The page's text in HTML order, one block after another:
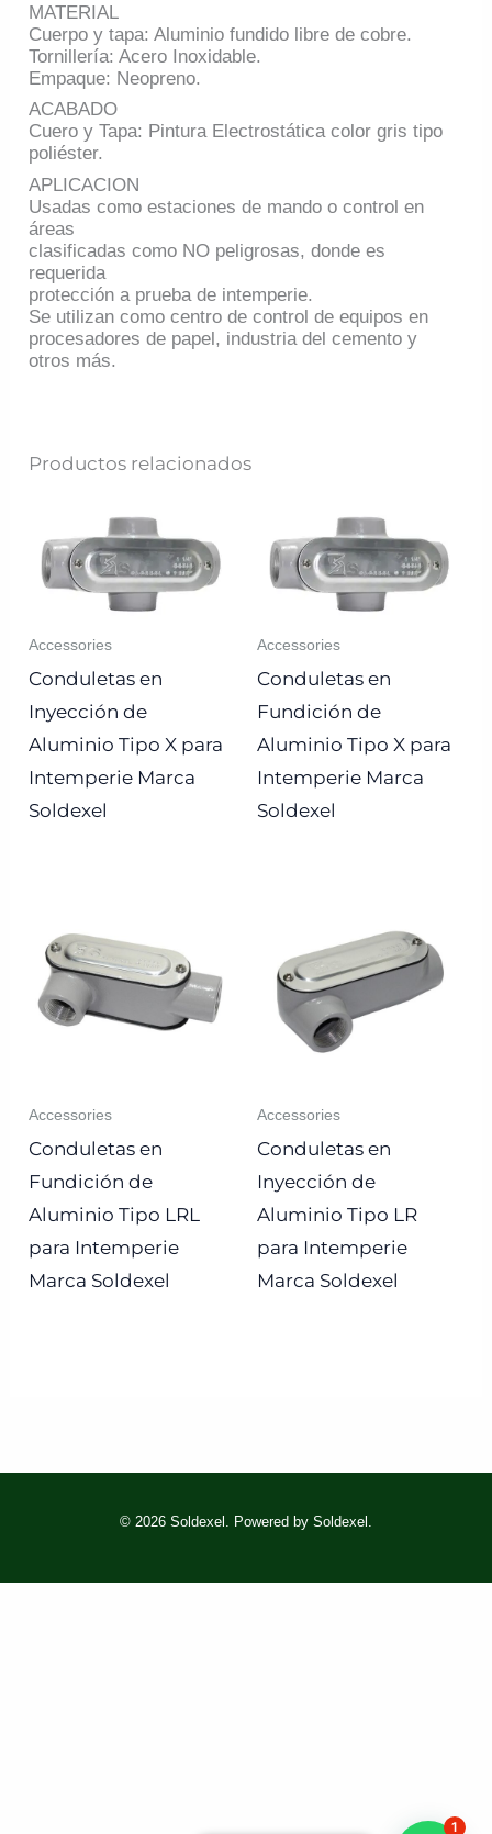
MATERIAL
Cuerpo y tapa: Aluminio fundido libre de cobre.
Tornillería: Acero Inoxidable.
Empaque: Neopreno.
ACABADO
Cuero y Tapa: Pintura Electrostática color gris tipo
poliéster.
APLICACION
Usadas como estaciones de mando o control en
áreas
clasificadas como NO peligrosas, donde es
requerida
protección a prueba de intemperie.
Se utilizan como centro de control de equipos en
procesadores de papel, industria del cemento y
otros más.
Productos relacionados
Accessories
Conduletas en
Inyección de
Aluminio Tipo X para
Intemperie Marca
Soldexel
Accessories
Conduletas en
Fundición de
Aluminio Tipo X para
Intemperie Marca
Soldexel
Accessories
Conduletas en
Fundición de
Aluminio Tipo LRL
para Intemperie
Marca Soldexel
Accessories
Conduletas en
Inyección de
Aluminio Tipo LR
para Intemperie
Marca Soldexel
© 2026 Soldexel. Powered by Soldexel.
1